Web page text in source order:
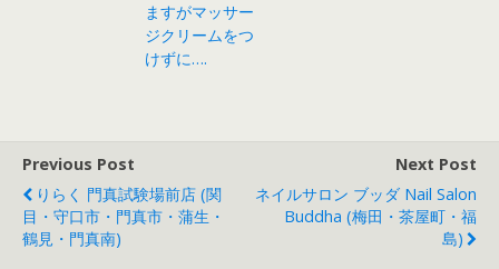
ますがマッサー
ジクリームをつ
けずに….
Previous Post
りらく 門真試験場前店 (関
目・守口市・門真市・蒲生・
鶴見・門真南)
Next Post
ネイルサロン ブッダ Nail Salon
Buddha (梅田・茶屋町・福
島)